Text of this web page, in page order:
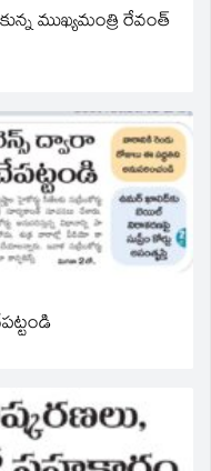
ముఖ్యమంత్రి రేవంత్